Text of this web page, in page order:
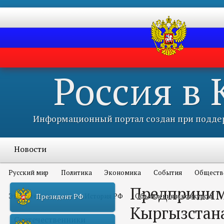
Россия в
Информационный портал создан при
Новости
Русский мир Политика Экономика События
Это интересно всем История РФ Объявления и конкурсы
Соотечественники
Президент РФ